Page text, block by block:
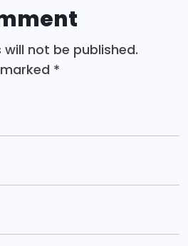
not be published.
*